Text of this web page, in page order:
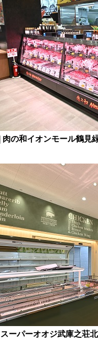
| 肉の和イオンモール鶴見
| スーパーオオジ武庫之荘